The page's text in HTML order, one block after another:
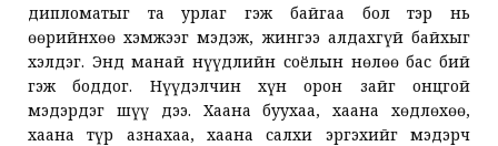
дипломатыг та урлаг гэж байгаа бол тэр нь
өөрийнхөө хэмжээг мэдэж, жингээ алдахгүй байхыг
хэлдэг. Энд манай нүүдлийн соёлын нөлөө бас бий
гэж боддог. Нүүдэлчин хүн орон зайг онцгой
мэдэрдэг шүү дээ. Хаана буухаа, хаана хөдлөхөө,
хаана түр азнахaa, хаана салхи эргэхийг мэдэрч